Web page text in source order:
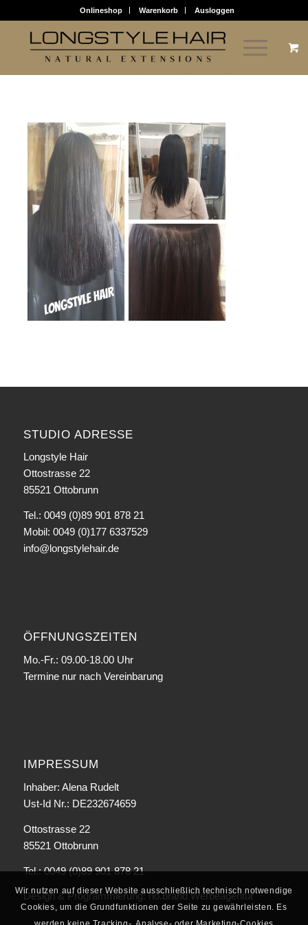
Onlineshop Warenkorb Ausloggen
STUDIO ADRESSE
Longstyle Hair
Ottostrasse 22
85521 Ottobrunn
Tel.: 0049 (0)89 901 878 21
Mobil: 0049 (0)177 6337529
info@longstylehair.de
ÖFFNUNGSZEITEN
Mo.-Fr.: 09.00-18.00 Uhr
Termine nur nach Vereinbarung
IMPRESSUM
Inhaber: Alena Rudelt
Ust-Id Nr.: DE232674659
Ottostrasse 22
85521 Ottobrunn
Tel.: 0049 (0)89 901 878 21
Design & Programmierung:no.brand Werbeagentur
Wir nutzen auf dieser Website ausschließlich technisch notwendige
Cookies, um die Grundfunktionen der Seite zu gewährleisten. Es